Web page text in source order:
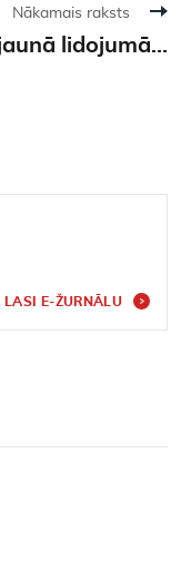
Nākamais raksts
lidojumā...
LASI E-ŽURNĀLU